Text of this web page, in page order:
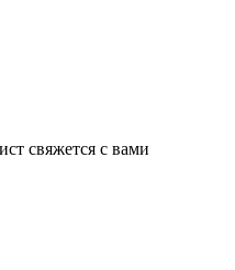
свяжется с вами